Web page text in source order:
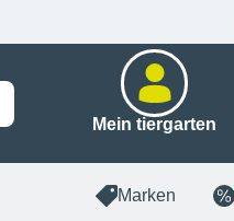
Mein tiergarten
Marken